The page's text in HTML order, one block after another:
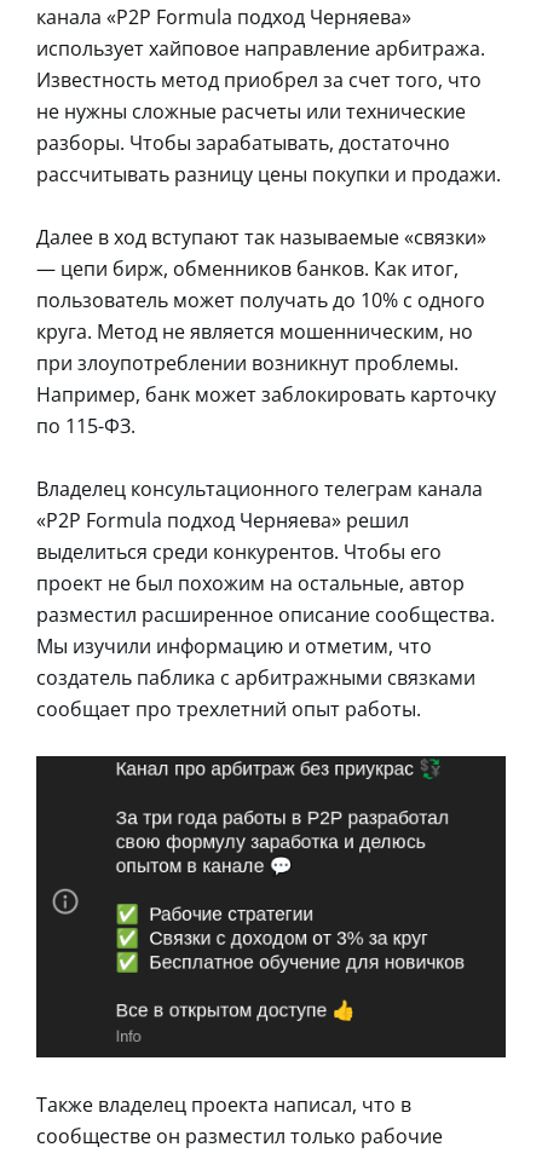
канала «P2P Formula подход Черняева»
использует хайповое направление арбитража.
Известность метод приобрел за счет того, что
не нужны сложные расчеты или технические
разборы. Чтобы зарабатывать, достаточно
рассчитывать разницу цены покупки и продажи.
Далее в ход вступают так называемые «связки»
— цепи бирж, обменников банков. Как итог,
пользователь может получать до 10% с одного
круга. Метод не является мошенническим, но
при злоупотреблении возникнут проблемы.
Например, банк может заблокировать карточку
по 115-ФЗ.
Владелец консультационного телеграм канала
«P2P Formula подход Черняева» решил
выделиться среди конкурентов. Чтобы его
проект не был похожим на остальные, автор
разместил расширенное описание сообщества.
Мы изучили информацию и отметим, что
создатель паблика с арбитражными связками
сообщает про трехлетний опыт работы.
Также владелец проекта написал, что в
сообществе он разместил только рабочие